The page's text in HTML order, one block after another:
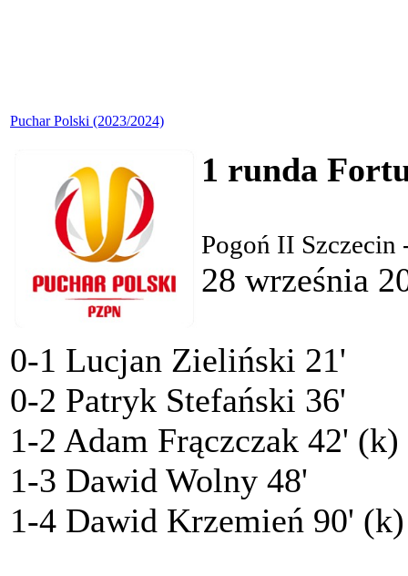
Puchar Polski (2023/2024)
1 runda
Pogoń II
28 września
0-1 Lucjan Zieliński 21'
0-2 Patryk Stefański 36'
1-2 Adam Frączczak 42' (k)
1-3 Dawid Wolny 48'
1-4 Dawid Krzemień 90' (k)